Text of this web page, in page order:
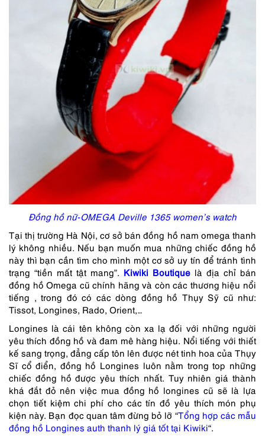
Đồng hồ nữ-OMEGA Deville 1365 women’s watch
Tại thị trường Hà Nội, cơ sở bánđồng hồ nam omega thanh
lý không nhiều. Nếu bạn muốn mua những chiếc đồng hồ
này thì bạn cần tìm cho mình một cơ sở uy tín để tránh tình
trạng “tiền mất tật mang”. Kiwiki Boutique là địa chỉ bán
đồng hồ Omega cũ chính hãng và còn các thương hiệu nổi
tiếng , trong đó có các dòng đồng hồ Thụy Sỹ cũ như:
Tissot, Longines, Rado, Orient,…
Longines là cái tên không còn xa lạ đối với những người
yêu thích đồng hồ và đam mê hàng hiệu. Nổi tiếng với thiết
kế sang trọng, đẳng cấp tôn lên được nét tinh hoa của Thụy
Sĩ cổ điển, đồng hồ Longines luôn nằm trong top những
chiếc đồng hồ được yêu thích nhất. Tuy nhiên giá thành
khá đắt đỏ nên việc mua đồng hồ longines cũ sẽ là lựa
chọn tiết kiệm chi phí cho các tín đồ yêu thích món phụ
kiện này. Bạn đọc quan tâm đừng bỏ lỡ “Tổng hợp các mẫu
đồng hồ Longines auth thanh lý giá tốt tại Kiwiki“.